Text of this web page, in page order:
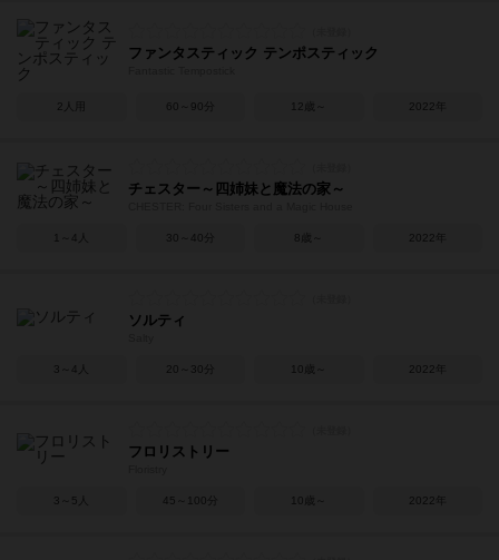
ファンタスティック テンポスティック
2人用 60～90分 12歳～ 2022年
チェスター～四姉妹と魔法の家～
1～4人 30～40分 8歳～ 2022年
ソルティ
3～4人 20～30分 10歳～ 2022年
フロリストリー
3～5人 45～100分 10歳～ 2022年